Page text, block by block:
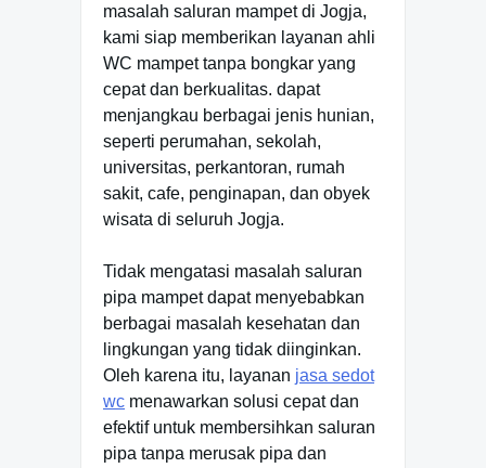
masalah saluran mampet di Jogja,
kami siap memberikan layanan ahli
WC mampet tanpa bongkar yang
cepat dan berkualitas. dapat
menjangkau berbagai jenis hunian,
seperti perumahan, sekolah,
universitas, perkantoran, rumah
sakit, cafe, penginapan, dan obyek
wisata di seluruh Jogja.
Tidak mengatasi masalah saluran
pipa mampet dapat menyebabkan
berbagai masalah kesehatan dan
lingkungan yang tidak diinginkan.
Oleh karena itu, layanan jasa sedot
wc menawarkan solusi cepat dan
efektif untuk membersihkan saluran
pipa tanpa merusak pipa dan